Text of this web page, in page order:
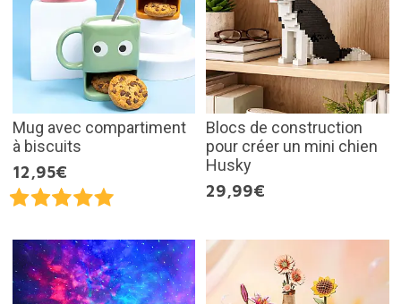
Mug avec compartiment
à biscuits
12,95€
Blocs de construction
pour créer un mini chien
Husky
29,99€